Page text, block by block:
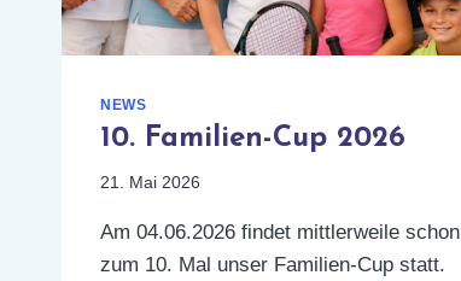
NEWS
10. Familien-Cup 2026
21. Mai 2026
Am 04.06.2026 findet mittlerweile schon
zum 10. Mal unser Familien-Cup statt.